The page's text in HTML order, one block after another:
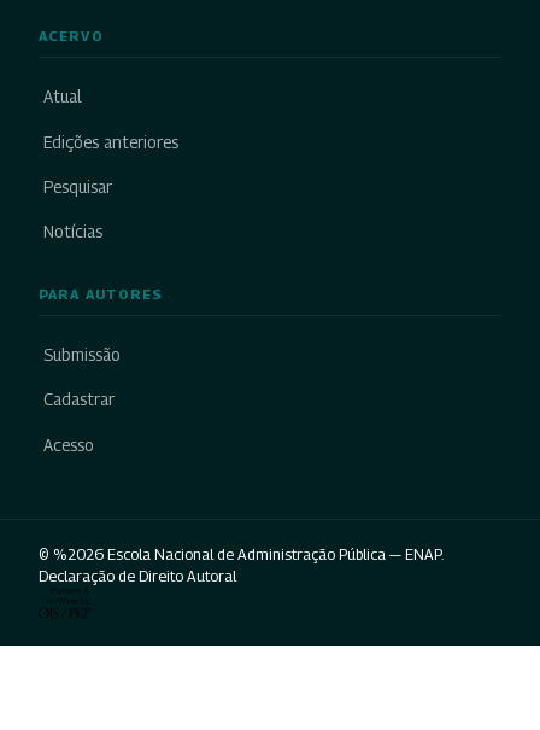
ACERVO
Atual
Edições anteriores
Pesquisar
Notícias
PARA AUTORES
Submissão
Cadastrar
Acesso
© %2026 Escola Nacional de Administração Pública — ENAP.
Declaração de Direito Autoral